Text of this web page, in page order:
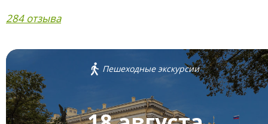
284 отзыва
Пешеходные экскурсии